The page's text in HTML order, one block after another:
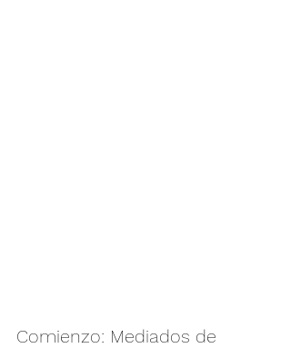
Comienzo: Mediados de